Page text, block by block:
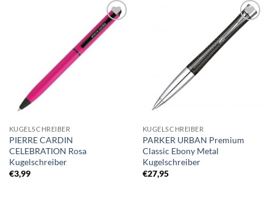
Auf die
Merkliste
KUGELSCHREIBER
PIERRE CARDIN
CELEBRATION Rosa
Kugelschreiber
€3,99
Auf die
Merkliste
KUGELSCHREIBER
PARKER URBAN Premium
Classic Ebony Metal
Kugelschreiber
€27,95